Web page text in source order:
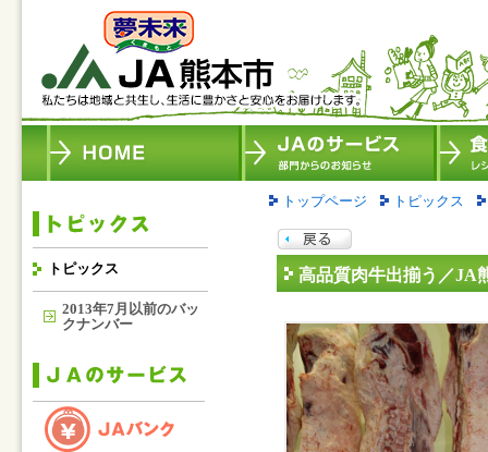
トピックス
2013年7月以前のバッ
クナンバー
トップページ トピックス
高品質肉牛出揃う／JA